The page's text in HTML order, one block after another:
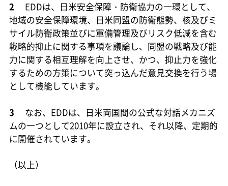
2
EDDは、日米安全保障・防衛協力の一環として、
地域の安全保障環境、日米同盟の防衛態勢、核及びミ
サイル防衛政策並びに軍備管理及びリスク低減を含む
戦略的抑止に関する事項を議論し、同盟の戦略及び能
力に関する相互理解を向上させ、かつ、抑止力を強化
するための方策について突っ込んだ意見交換を行う場
として機能しています。
3
なお、EDDは、日米両国間の公式な対話メカニズ
ムの一つとして2010年に設立され、それ以降、定期的
に開催されています。
（以上）